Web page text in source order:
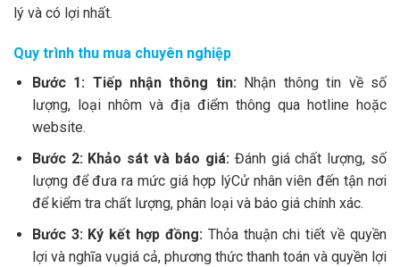
lý và có lợi nhất.
Quy trình thu mua chuyên nghiệp
Bước 1: Tiếp nhận thông tin:Nhận thông tin về số
lượng, loại nhôm và địa điểm thông qua hotline hoặc
website.
Bước 2: Khảo sát và báo giá:Đánh giá chất lượng, số
lượng để đưa ra mức giá hợp lýCử nhân viên đến tận nơi
để kiểm tra chất lượng, phân loại và báo giá chính xác.
Bước 3: Ký kết hợp đồng: Thỏa thuận chi tiết về quyền
lợi và nghĩa vụgiá cả, phương thức thanh toán và quyền lợi